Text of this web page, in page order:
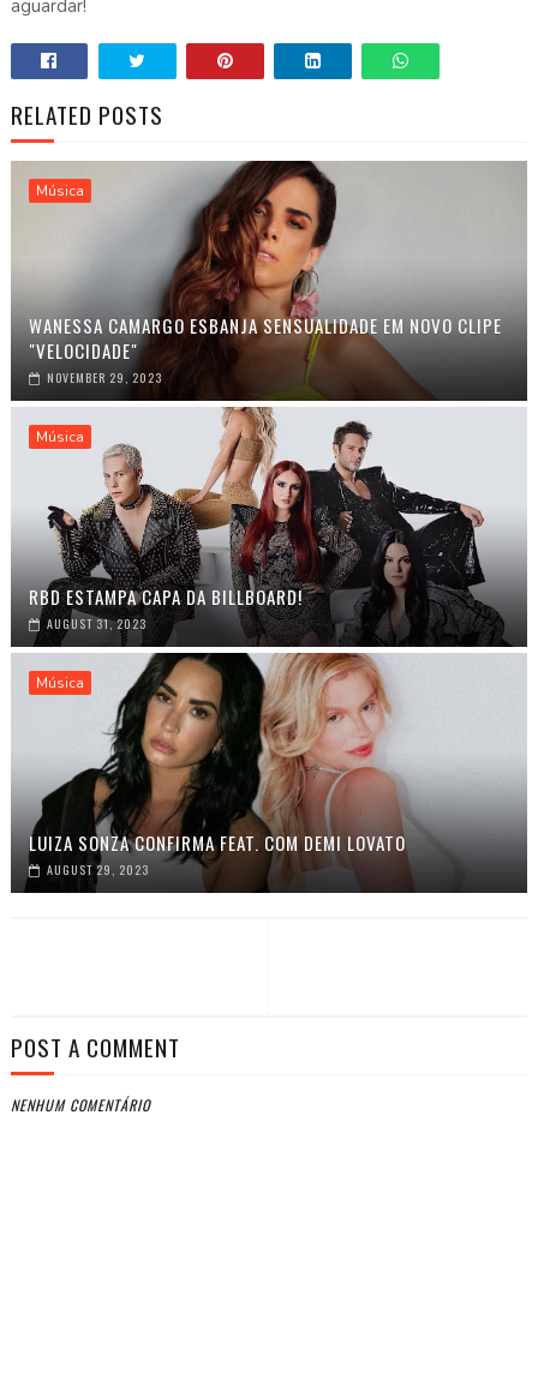
aguardar!
RELATED POSTS
Música
WANESSA CAMARGO ESBANJA SENSUALIDADE EM NOVO CLIPE
"VELOCIDADE"
NOVEMBER 29, 2023
Música
RBD ESTAMPA CAPA DA BILLBOARD!
AUGUST 31, 2023
Música
LUIZA SONZA CONFIRMA FEAT. COM DEMI LOVATO
AUGUST 29, 2023
POST A COMMENT
NENHUM COMENTÁRIO